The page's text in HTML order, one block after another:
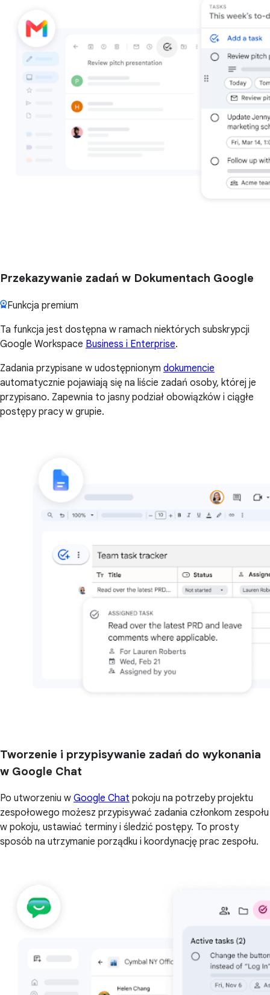
Przekazywanie zadań w Dokumentach Google
Funkcja premium
Ta funkcja jest dostępna w ramach niektórych subskrypcji
Google Workspace Business i Enterprise.
Zadania przypisane w udostępnionym dokumencie
automatycznie pojawiają się na liście zadań osoby, której je
przypisano. Zapewnia to jasny podział obowiązków i ciągłe
postępy pracy w grupie.
Tworzenie i przypisywanie zadań do wykonania
w Google Chat
Po utworzeniu w Google Chat pokoju na potrzeby projektu
zespołowego możesz przypisywać zadania członkom zespołu
w pokoju, ustawiać terminy i śledzić postępy. To prosty
sposób na utrzymanie porządku i koordynację prac zespołu.